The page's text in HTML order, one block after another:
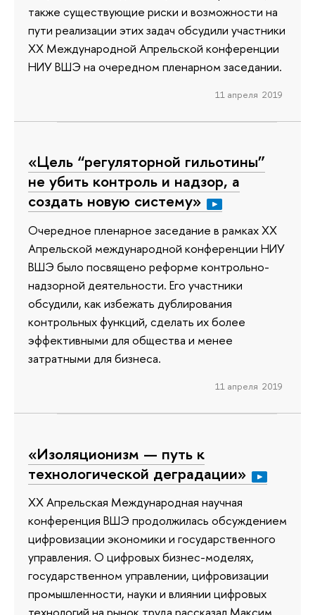
также существующие риски и возможности на
пути реализации этих задач обсудили участники
ХХ Международной Апрельской конференции
НИУ ВШЭ на очередном пленарном заседании.
11 апреля 2019
«Цель “регуляторной гильотины”
не убить контроль и надзор, а
создать новую систему»
Очередное пленарное заседание в рамках XX
Апрельской международной конференции НИУ
ВШЭ было посвящено реформе контрольно-
надзорной деятельности. Его участники
обсудили, как избежать дублирования
контрольных функций, сделать их более
эффективными для общества и менее
затратными для бизнеса.
11 апреля 2019
«Изоляционизм — путь к
технологической деградации»
XX Апрельская Международная научная
конференция ВШЭ продолжилась обсуждением
цифровизации экономики и государственного
управления. О цифровых бизнес-моделях,
государственном управлении, цифровизации
промышленности, науки и влиянии цифровых